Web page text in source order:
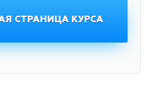
СТРАНИЦА КУРСА